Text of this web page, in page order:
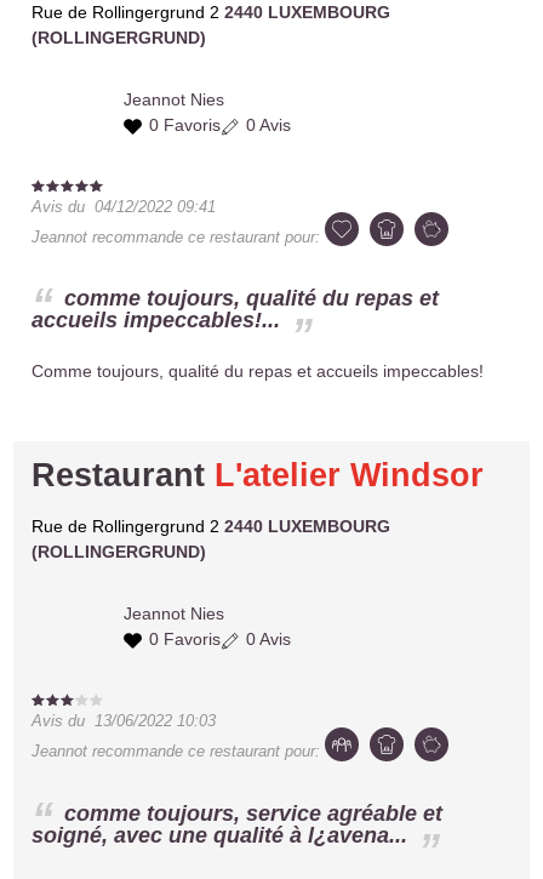
Rue de Rollingergrund 22440 LUXEMBOURG
(ROLLINGERGRUND)
Jeannot Nies
0 Favoris
0 Avis
Avis du04/12/2022 09:41
Jeannot recommande ce restaurant pour:
comme toujours, qualité du repas et
accueils impeccables!...
Comme toujours, qualité du repas et accueils impeccables!
Restaurant L'atelier Windsor
Rue de Rollingergrund 22440 LUXEMBOURG
(ROLLINGERGRUND)
Jeannot Nies
0 Favoris
0 Avis
Avis du13/06/2022 10:03
Jeannot recommande ce restaurant pour:
comme toujours, service agréable et
soigné, avec une qualité à l¿avena...